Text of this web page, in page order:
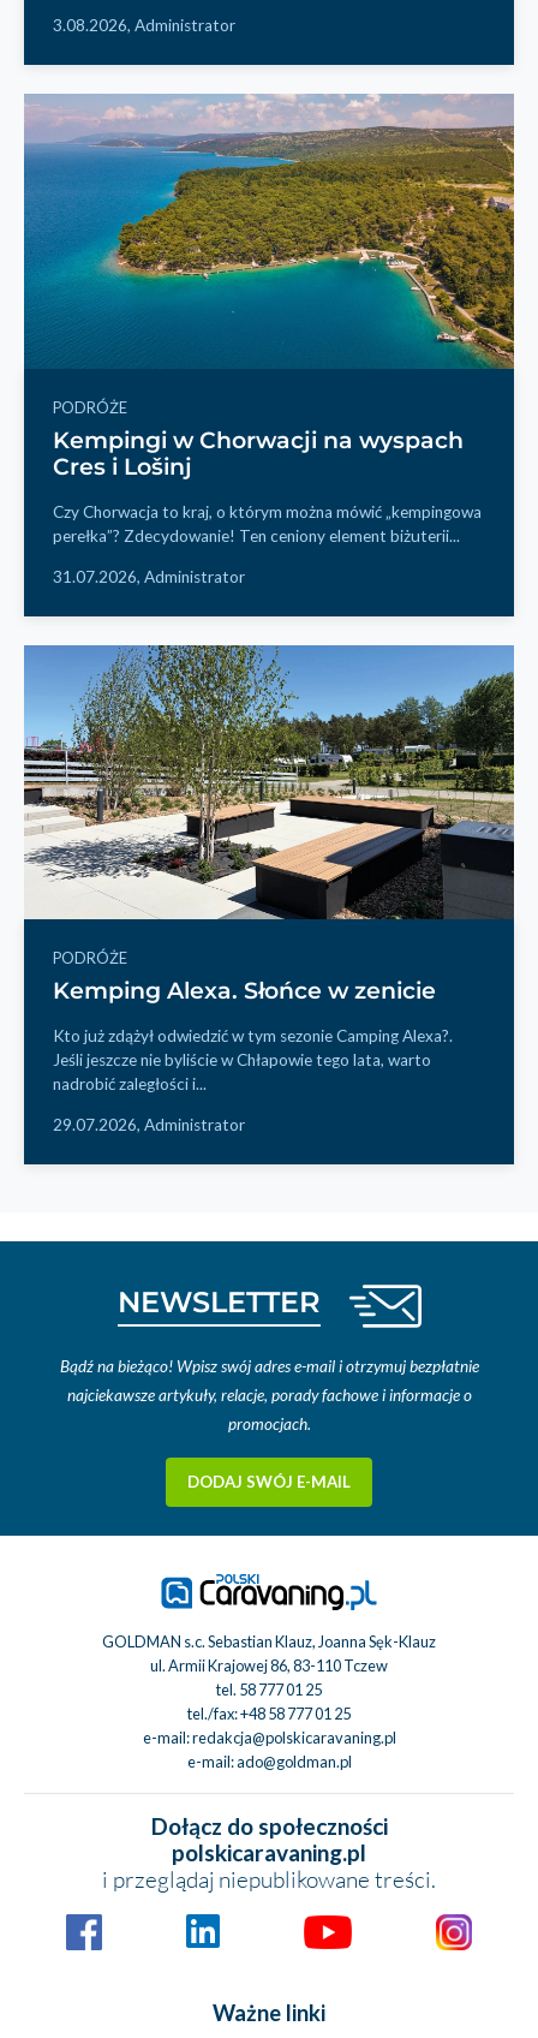
3.08.2026, Administrator
PODRÓŻE
Kempingi w Chorwacji na wyspach
Cres i Lošinj
Czy Chorwacja to kraj, o którym można mówić „kempingowa
perełka”? Zdecydowanie! Ten ceniony element biżuterii...
31.07.2026, Administrator
PODRÓŻE
Kemping Alexa. Słońce w zenicie
Kto już zdążył odwiedzić w tym sezonie Camping Alexa?.
Jeśli jeszcze nie byliście w Chłapowie tego lata, warto
nadrobić zaległości i...
29.07.2026, Administrator
NEWSLETTER
Bądź na bieżąco! Wpisz swój adres e-mail i otrzymuj bezpłatnie
najciekawsze artykuły, relacje, porady fachowe i informacje o
promocjach.
DODAJ SWÓJ E-MAIL
GOLDMAN s.c. Sebastian Klauz, Joanna Sęk-Klauz
ul. Armii Krajowej 86, 83-110 Tczew
tel. 58 777 01 25
tel./fax:+48 58 777 01 25
e-mail:redakcja@polskicaravaning.pl
e-mail:ado@goldman.pl
Dołącz do społeczności
polskicaravaning.pl
i przeglądaj niepublikowane treści.
Ważne linki